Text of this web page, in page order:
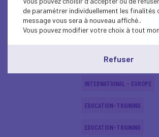
EDUCATION-TRAINING
ECONOMY
INTERNATIONAL - EUROPE
EDUCATION-TRAINING
EDUCATION-TRAINING
de paramétrer individuellement les finalités
message vous sera à nouveau affiché..
Vous pouvez modifier votre choix à tout
Refuser